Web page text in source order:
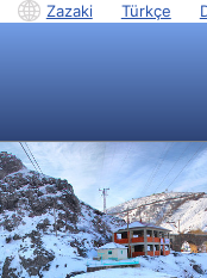
Zazaki Türkçe